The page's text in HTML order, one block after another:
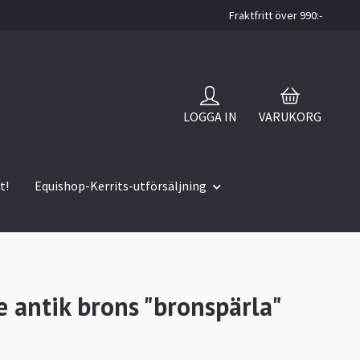
Fraktfritt över 990:-
LOGGA IN VARUKORG
Equishop-Kerrits-utförsäljning
antik brons "bronspärla"